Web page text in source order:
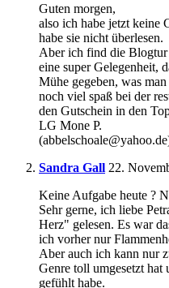
Guten morgen,
also ich habe jetzt keine
habe sie nicht überlesen.
Aber ich find die Blogtur
eine super Gelegenheit,
Mühe gegeben, was
noch viel spaß bei der
den Gutschein in den
LG Mone P.
Sandra Gall 22.
Keine Aufgabe heute ?
Sehr gerne, ich liebe
Herz" gelesen. Es war
ich vorher nur
Aber auch ich kann nur
Genre toll umgesetzt hat
gefühlt habe.